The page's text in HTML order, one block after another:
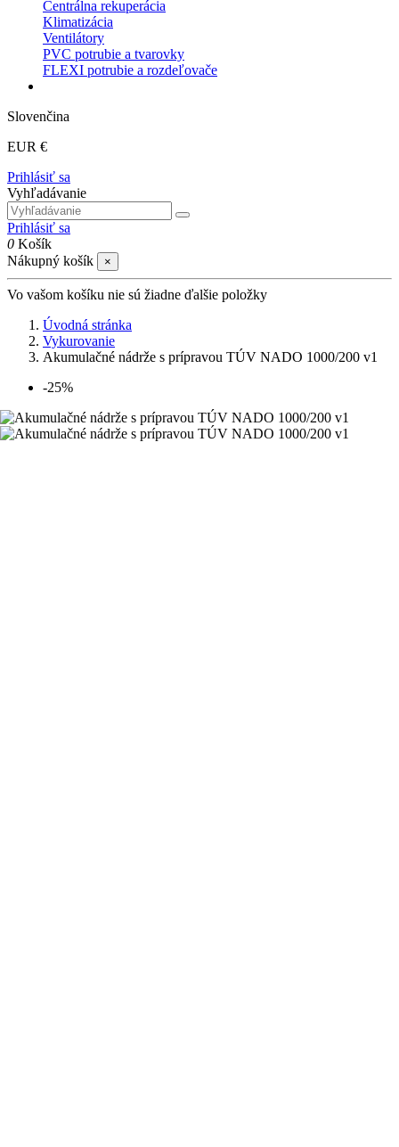
Centrálna rekuperácia
Klimatizácia
Ventilátory
PVC potrubie a tvarovky
FLEXI potrubie a rozdeľovače
Slovenčina
EUR €
Prihlásiť sa
Vyhľadávanie
Prihlásiť sa
0 Košík
Nákupný košík
×
Vo vašom košíku nie sú žiadne ďalšie položky
Úvodná stránka
Vykurovanie
Akumulačné nádrže s prípravou TÚV NADO 1000/200 v1
-25%